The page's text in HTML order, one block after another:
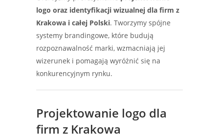
logo oraz identyfikacji wizualnej dla firm z
Krakowa i całej Polski. Tworzymy spójne
systemy brandingowe, które budują
rozpoznawalność marki, wzmacniają jej
wizerunek i pomagają wyróżnić się na
konkurencyjnym rynku.
Projektowanie logo dla
firm z Krakowa